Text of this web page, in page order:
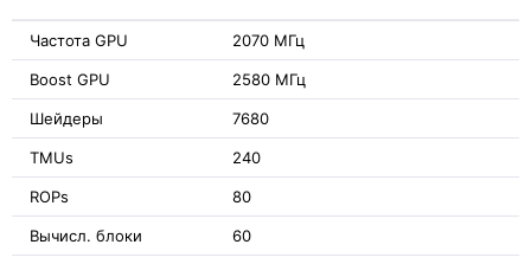
Частота GPU 2070 МГц
Boost GPU 2580 МГц
Шейдеры 7680
TMUs 240
ROPs 80
Вычисл. блоки 60